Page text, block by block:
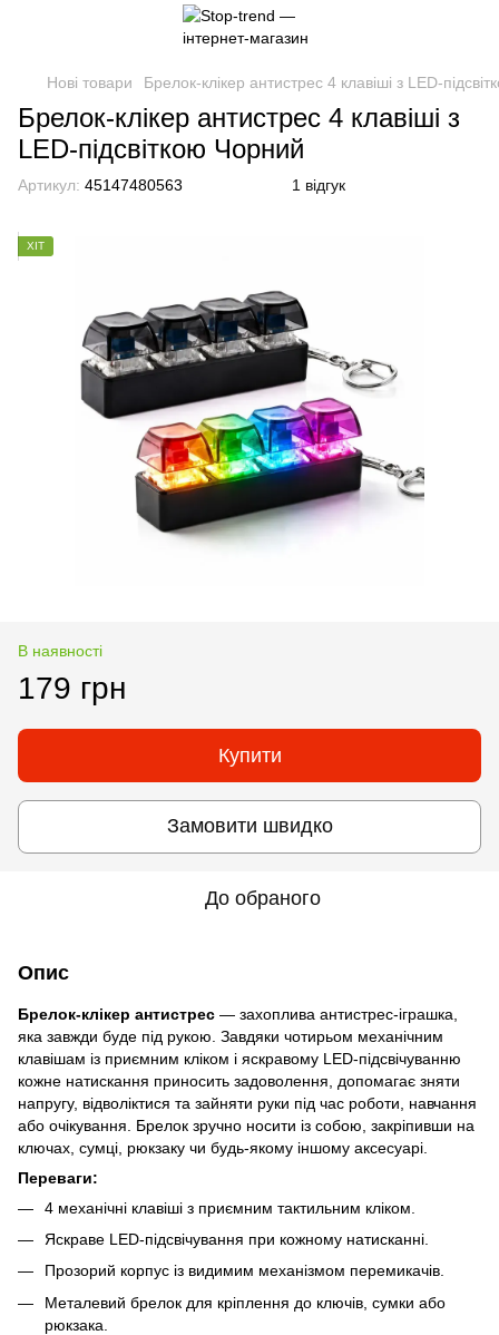
Нові товари Брелок-клікер антистрес 4 клавіші з LED-
Брелок-клікер антистрес 4 клавіші з
LED-підсвіткою Чорний
Артикул: 45147480563 1 відгук
ХІТ
В наявності
179 грн
Купити
Замовити швидко
До обраного
Опис
Брелок-клікер антистрес — захоплива антистрес-іграшка,
яка завжди буде під рукою. Завдяки чотирьом механічним
клавішам із приємним кліком і яскравому LED-підсвічуванню
кожне натискання приносить задоволення, допомагає зняти
напругу, відволіктися та зайняти руки під час роботи, навчання
або очікування. Брелок зручно носити із собою, закріпивши на
ключах, сумці, рюкзаку чи будь-якому іншому аксесуарі.
Переваги:
4 механічні клавіші з приємним тактильним кліком.
Яскраве LED-підсвічування при кожному натисканні.
Прозорий корпус із видимим механізмом перемикачів.
Металевий брелок для кріплення до ключів, сумки або
рюкзака.